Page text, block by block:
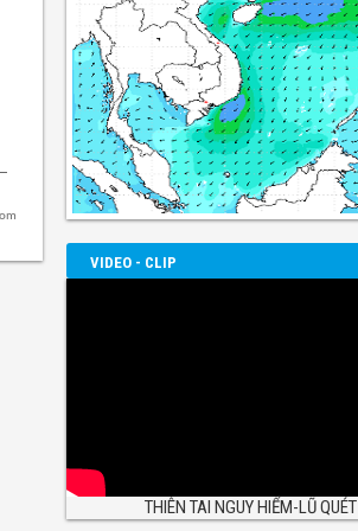
VIDEO - CLIP
THIÊN TAI NGUY HIỂM-LŨ QUÉT